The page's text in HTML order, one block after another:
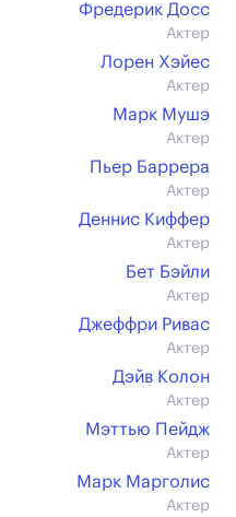
Фредерик Досс
Актер
Лорен Хэйес
Актер
Марк Мушэ
Актер
Пьер Баррера
Актер
Деннис Киффер
Актер
Бет Бэйли
Актер
Джеффри Ривас
Актер
Дэйв Колон
Актер
Мэттью Пейдж
Актер
Марк Марголис
Актер